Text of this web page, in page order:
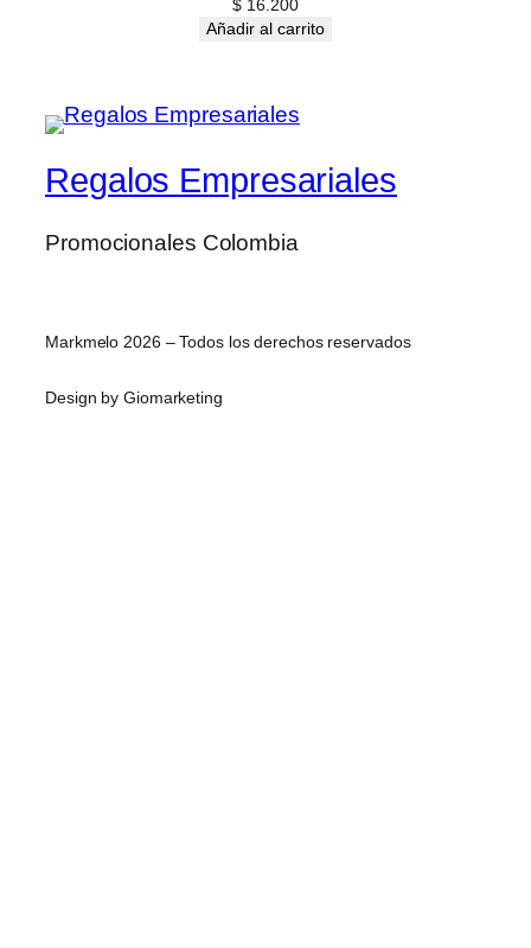
$ 16.200
Añadir al carrito
Regalos Empresariales
Promocionales Colombia
Markmelo 2026 – Todos los derechos reservados
Design by Giomarketing